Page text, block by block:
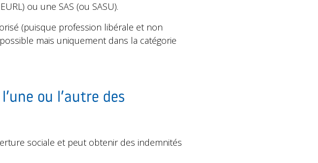
ou une SAS (ou SASU).
(puisque profession libérale et non
mais uniquement dans la catégorie
ou l’autre des
sociale et peut obtenir des indemnités